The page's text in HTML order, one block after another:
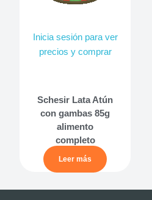
Inicia sesión para ver
precios y comprar
Schesir Lata Atún
con gambas 85g
alimento
completo
Leer más